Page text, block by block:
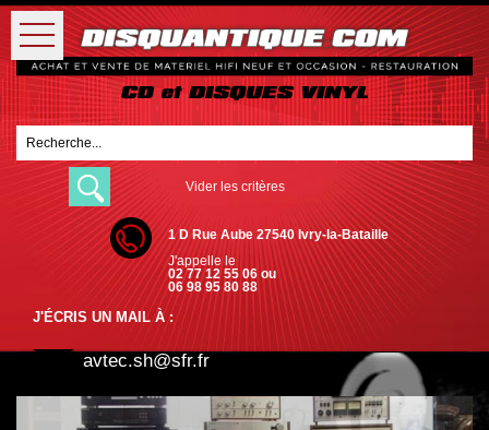
Vider les critères
1 D Rue Aube 27540 Ivry-la-Bataille
J'appelle le
02 77 12 55 06 ou
06 98 95 80 88
J'ÉCRIS UN MAIL À :
avtec.sh@sfr.fr